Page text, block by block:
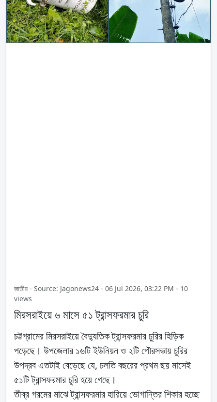
জাতীয় - Source: Jagonews24 - 06 Jul 2026, 03:22 PM - 10
views
মিরসরাইয়ে ৬ মাসে ৫১ ট্রান্সফরমার চুরি
চট্টগ্রামের মিরসরাইয়ে বৈদ্যুতিক ট্রান্সফরমার চুরির হিড়িক
পড়েছে। উপজেলার ১৬টি ইউনিয়ন ও ২টি পৌরসভায় চুরির
উপদ্রব এতটাই বেড়েছে যে, চলতি বছরের প্রথম ছয় মাসেই
৫১টি ট্রান্সফরমার চুরি হয়ে গেছে।
তীব্র গরমের মাঝে ট্রান্সফরমার হারিয়ে ভোগান্তির শিকার হচ্ছে